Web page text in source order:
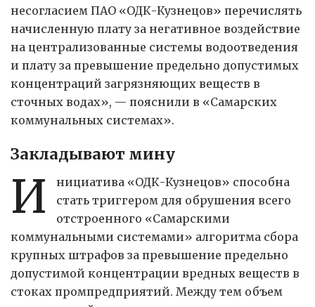
несогласием ПАО «ОДК-Кузнецов» перечислять
начисленную плату за негативное воздействие
на централизованные системы водоотведения
и плату за превышение предельно допустимых
концентраций загрязняющих веществ в
сточных водах», — пояснили в «Самарских
коммунальных системах».
Закладывают мину
И
нициатива «ОДК-Кузнецов» способна
стать триггером для обрушения всего
отстроенного «Самарскими
коммунальными системами» алгоритма сбора
крупных штрафов за превышение предельно
допустимой концентрации вредных веществ в
стоках промпредприятий. Между тем объем